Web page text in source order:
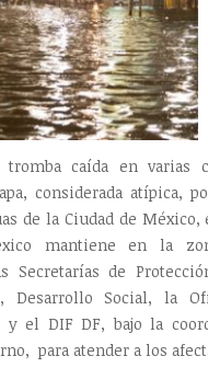
caída en varias
considerada atípica,
de la Ciudad de México,
mantiene en la
Secretarías de
Desarrollo Social, la
y el DIF DF, bajo la
para atender a los